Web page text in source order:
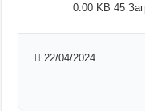
0.00 KB45
22/04/2024